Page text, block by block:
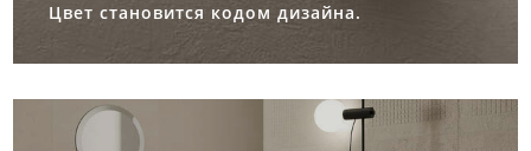
Цвет становится кодом дизайна.